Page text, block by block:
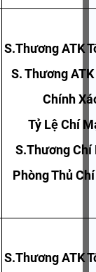
S.Thương ATK
S. Thương
Chính
Tỷ Lệ Chí
S.Thương Chí
Phòng Thủ
S.Thương ATK